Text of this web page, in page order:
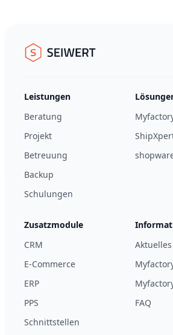
Seiwert GmbH
Leistungen
Beratung
Projekt
Betreuung
Backup
Schulungen
Zusatzmodule
CRM
E-Commerce
ERP
PPS
Schnittstellen
Aktuelles
FAQ